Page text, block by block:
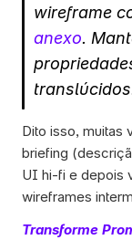
wireframe
anexo.
Dito isso, muitas
briefing
UI hi-fi e depois
wireframes
Transforme